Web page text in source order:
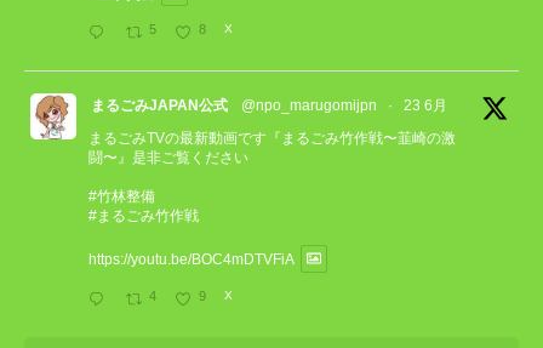
5 8 X
まるごみJAPAN公式 @npo_marugomijpn ·
23 6月
まるごみTVの最新動画です『まるごみ竹作戦〜韮崎の激
闘〜』是非ご覧ください
#竹林整備
#まるごみ竹作戦
https://youtu.be/BOC4mDTVFiA
4 9 X